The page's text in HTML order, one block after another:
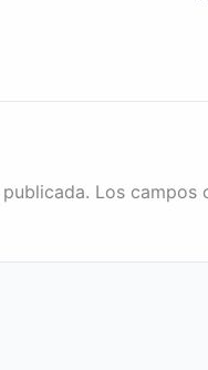
Los campos